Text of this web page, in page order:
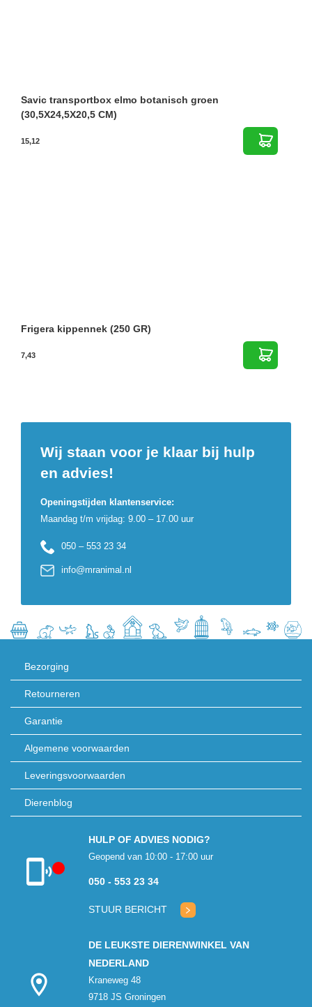
Savic transportbox elmo botanisch groen
(30,5X24,5X20,5 CM)
15,12
Frigera kippennek (250 GR)
7,43
Wij staan voor je klaar bij hulp
en advies!
Openingstijden klantenservice:
Maandag t/m vrijdag: 9.00 – 17.00 uur
050 – 553 23 34
info@mranimal.nl
Bezorging
Retourneren
Garantie
Algemene voorwaarden
Leveringsvoorwaarden
Dierenblog
Klantenservice
HULP OF ADVIES NODIG?
Geopend van 10:00 - 17:00 uur
050 - 553 23 34
STUUR BERICHT
DE LEUKSTE DIERENWINKEL VAN
NEDERLAND
Kraneweg 48
9718 JS Groningen